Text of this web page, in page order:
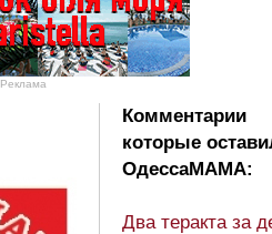
Реклама
Комментарии
которые
ОдессаМАМА:
Два теракта за